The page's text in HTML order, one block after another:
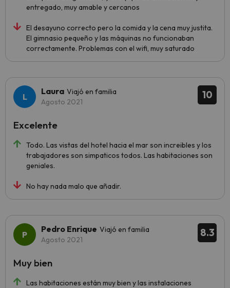
entregado, muy amable y cercanos
El desayuno correcto pero la comida y la cena muy justita.
El gimnasio pequeño y las máquinas no funcionaban
correctamente. Problemas con el wifi, muy saturado
10
Laura Viajó en familia
Agosto 2021
Todo. Las vistas del hotel hacia el mar son increibles y los
trabajadores son simpaticos todos. Las habitaciones son
geniales.
No hay nada malo que añadir.
Excelente
8.3
Pedro Enrique Viajó en familia
Agosto 2021
Las habitaciones están muy bien y las instalaciones
Muy bien